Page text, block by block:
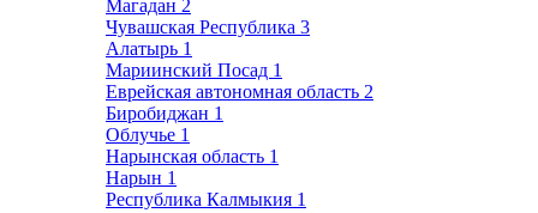
Магадан 2
Чувашская Республика 3
Алатырь 1
Мариинский Посад 1
Еврейская автономная область 2
Биробиджан 1
Облучье 1
Нарынская область 1
Нарын 1
Республика Калмыкия 1